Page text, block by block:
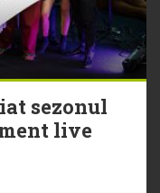
x DJ
Rose -
sezonul
live